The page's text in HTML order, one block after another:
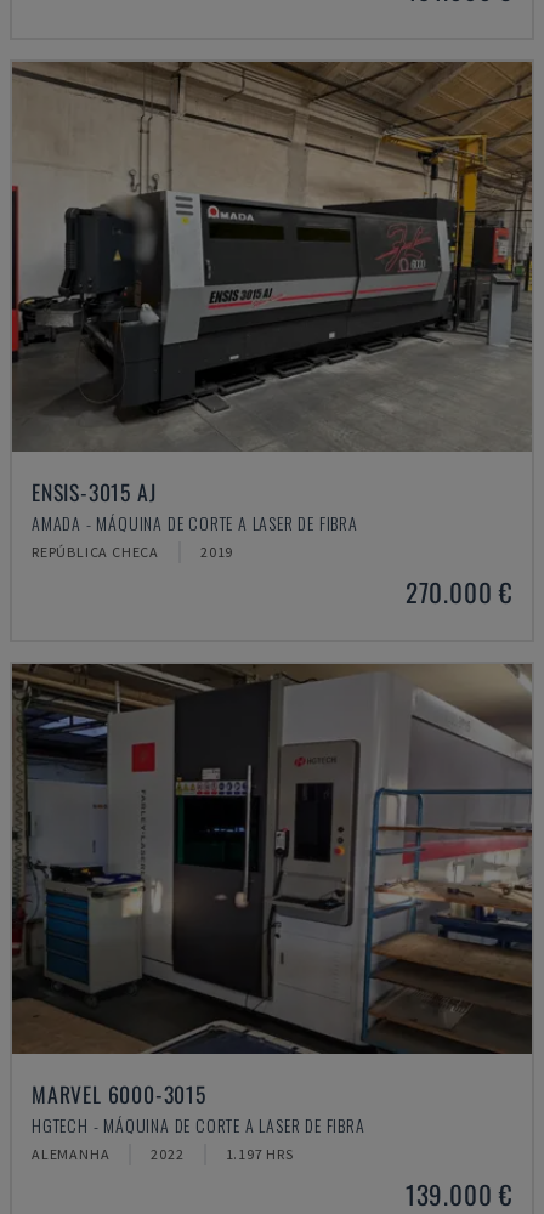
ENSIS-3015 AJ
AMADA - MÁQUINA DE CORTE A LASER DE FIBRA
REPÚBLICA CHECA 2019
270.000 €
MARVEL 6000-3015
HGTECH - MÁQUINA DE CORTE A LASER DE FIBRA
ALEMANHA 2022 1.197 HRS
139.000 €